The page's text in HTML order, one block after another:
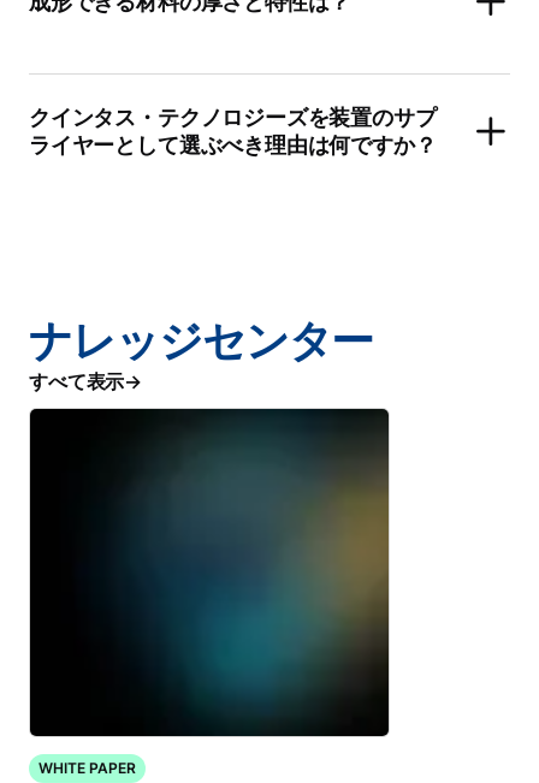
クインタス・テクノロジーズを装置のサプ
ライヤーとして選ぶべき理由は何ですか？
ナレッジセンター
すべて表示
WHITE PAPER